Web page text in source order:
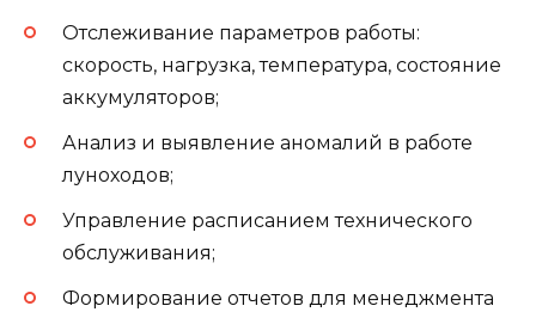
Отслеживание параметров работы:
скорость, нагрузка, температура, состояние
аккумуляторов;
Анализ и выявление аномалий в работе
луноходов;
Управление расписанием технического
обслуживания;
Формирование отчетов для менеджмента